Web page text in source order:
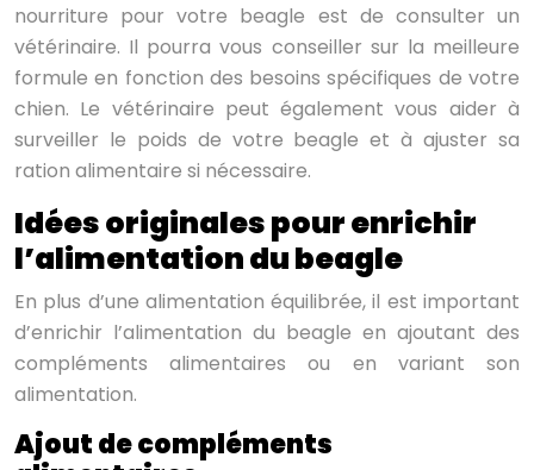
nourriture pour votre beagle est de consulter un
vétérinaire. Il pourra vous conseiller sur la meilleure
formule en fonction des besoins spécifiques de votre
chien. Le vétérinaire peut également vous aider à
surveiller le poids de votre beagle et à ajuster sa
ration alimentaire si nécessaire.
Idées originales pour enrichir
l’alimentation du beagle
En plus d’une alimentation équilibrée, il est important
d’enrichir l’alimentation du beagle en ajoutant des
compléments alimentaires ou en variant son
alimentation.
Ajout de compléments